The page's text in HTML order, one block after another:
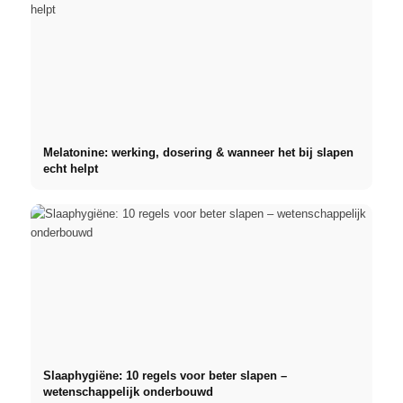
Melatonine: werking, dosering & wanneer het bij slapen
echt helpt
Slaaphygiëne: 10 regels voor beter slapen –
wetenschappelijk onderbouwd